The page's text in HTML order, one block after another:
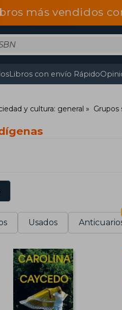
más vendidos
Libros con envío Rápido
y cultura: general Grupos
Usados